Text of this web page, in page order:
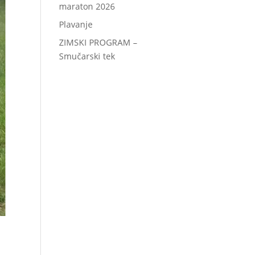
maraton 2026
Plavanje
ZIMSKI PROGRAM –
Smučarski tek